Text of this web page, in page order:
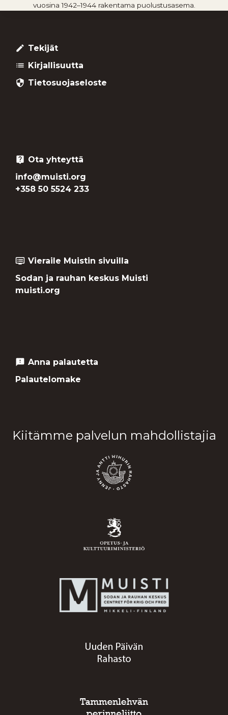
vuosina 1942–1944 rakentama puolustusasema.
create Tekijät
list Kirjallisuutta
security Tietosuojaseloste
live_help
Ota yhteyttä
info@muisti.org
+358 50 5524 233
dvr Vieraile Muistin sivuilla
Sodan ja rauhan keskus Muisti
muisti.org
feedback Anna palautetta
Palautelomake
Kiitämme palvelun mahdollistajia